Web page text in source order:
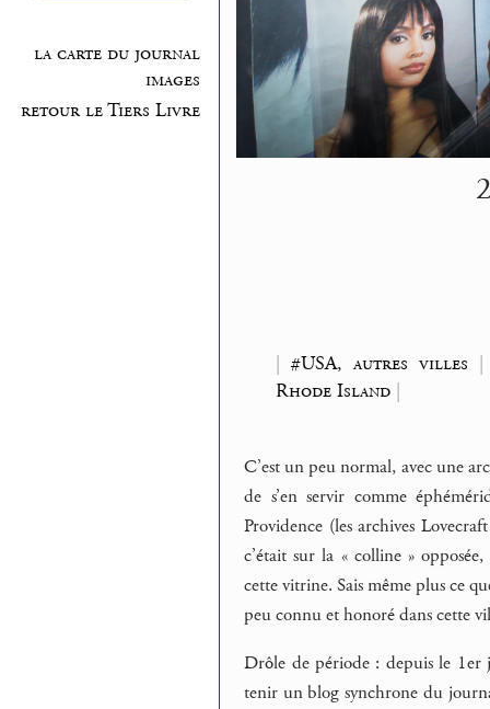
la carte du journal
images
retour le Tiers Livre
| #USA, autres villes
Rhode Island|
C’est un peu normal, avec une
de s’en servir comme
Providence (les archives
c’était sur la « colline »
cette vitrine. Sais même plus ce
peu connu et honoré dans cette
Drôle de période : depuis le 1er
tenir un blog synchrone du